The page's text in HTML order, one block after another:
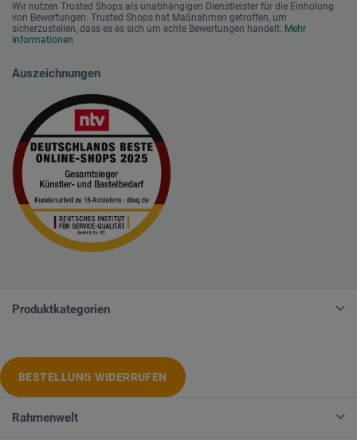
Wir nutzen Trusted Shops als unabhängigen Dienstleister für die Einholung
von Bewertungen. Trusted Shops hat Maßnahmen getroffen, um
sicherzustellen, dass es es sich um echte Bewertungen handelt. Mehr
Informationen
Auszeichnungen
Produktkategorien
BESTELLUNG WIDERRUFEN
Rahmenwelt